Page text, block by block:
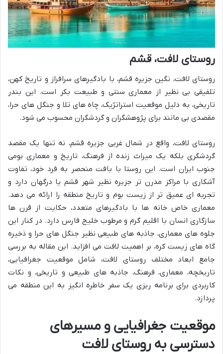
روستای لافت، قشم
روستای لافت، نگین جزیره قشم، با بادگیرهای سرافراز و تاریخ کهن،
تلفیقی بی نظیر از معماری سنتی و طبیعت بکر است. این بندر
تاریخی، به دلیل موقعیت استراتژیک، چاه های تلا و جنگل های حرا،
مقصدی بی مانند برای پژوهشگران و گردشگران محسوب می شود.
روستای لافت، واقع در شمال غربی جزیره قشم، نه تنها یک مقصد
گردشگری بلکه یک میراث زنده از فرهنگ، تاریخ و معماری بومی
جنوب ایران است. این روستا با بافت منحصر به فرد خود، تفاوت
آشکاری با مراکز مدرن تر جزیره نظیر شهر قشم یا درگهان دارد و
تجربه ای عمیق تر از زیست بوم و تاریخ منطقه را ارائه می دهد.
معماری خاص خانه ها با بادگیرهای متعدد، حکایت از قرن ها
سازگاری انسان با اقلیم گرم و مرطوب خلیج فارس دارد. در کنار این
جلوه های معماری، جاذبه های طبیعی نظیر جنگل های حرا و ذخیره
گاه های زیست کره، بر اهمیت لافت می افزاید. این مقاله به بررسی
جامع ابعاد مختلف روستای لافت، شامل موقعیت جغرافیایی،
تاریخچه، معماری، فرهنگ، جاذبه های طبیعی و تاریخی، و نکات
کاربردی برای برنامه ریزی یک سفر خاطره انگیز به این منطقه می
پردازد.
موقعیت جغرافیایی و مسیرهای
دسترسی به روستای لافت